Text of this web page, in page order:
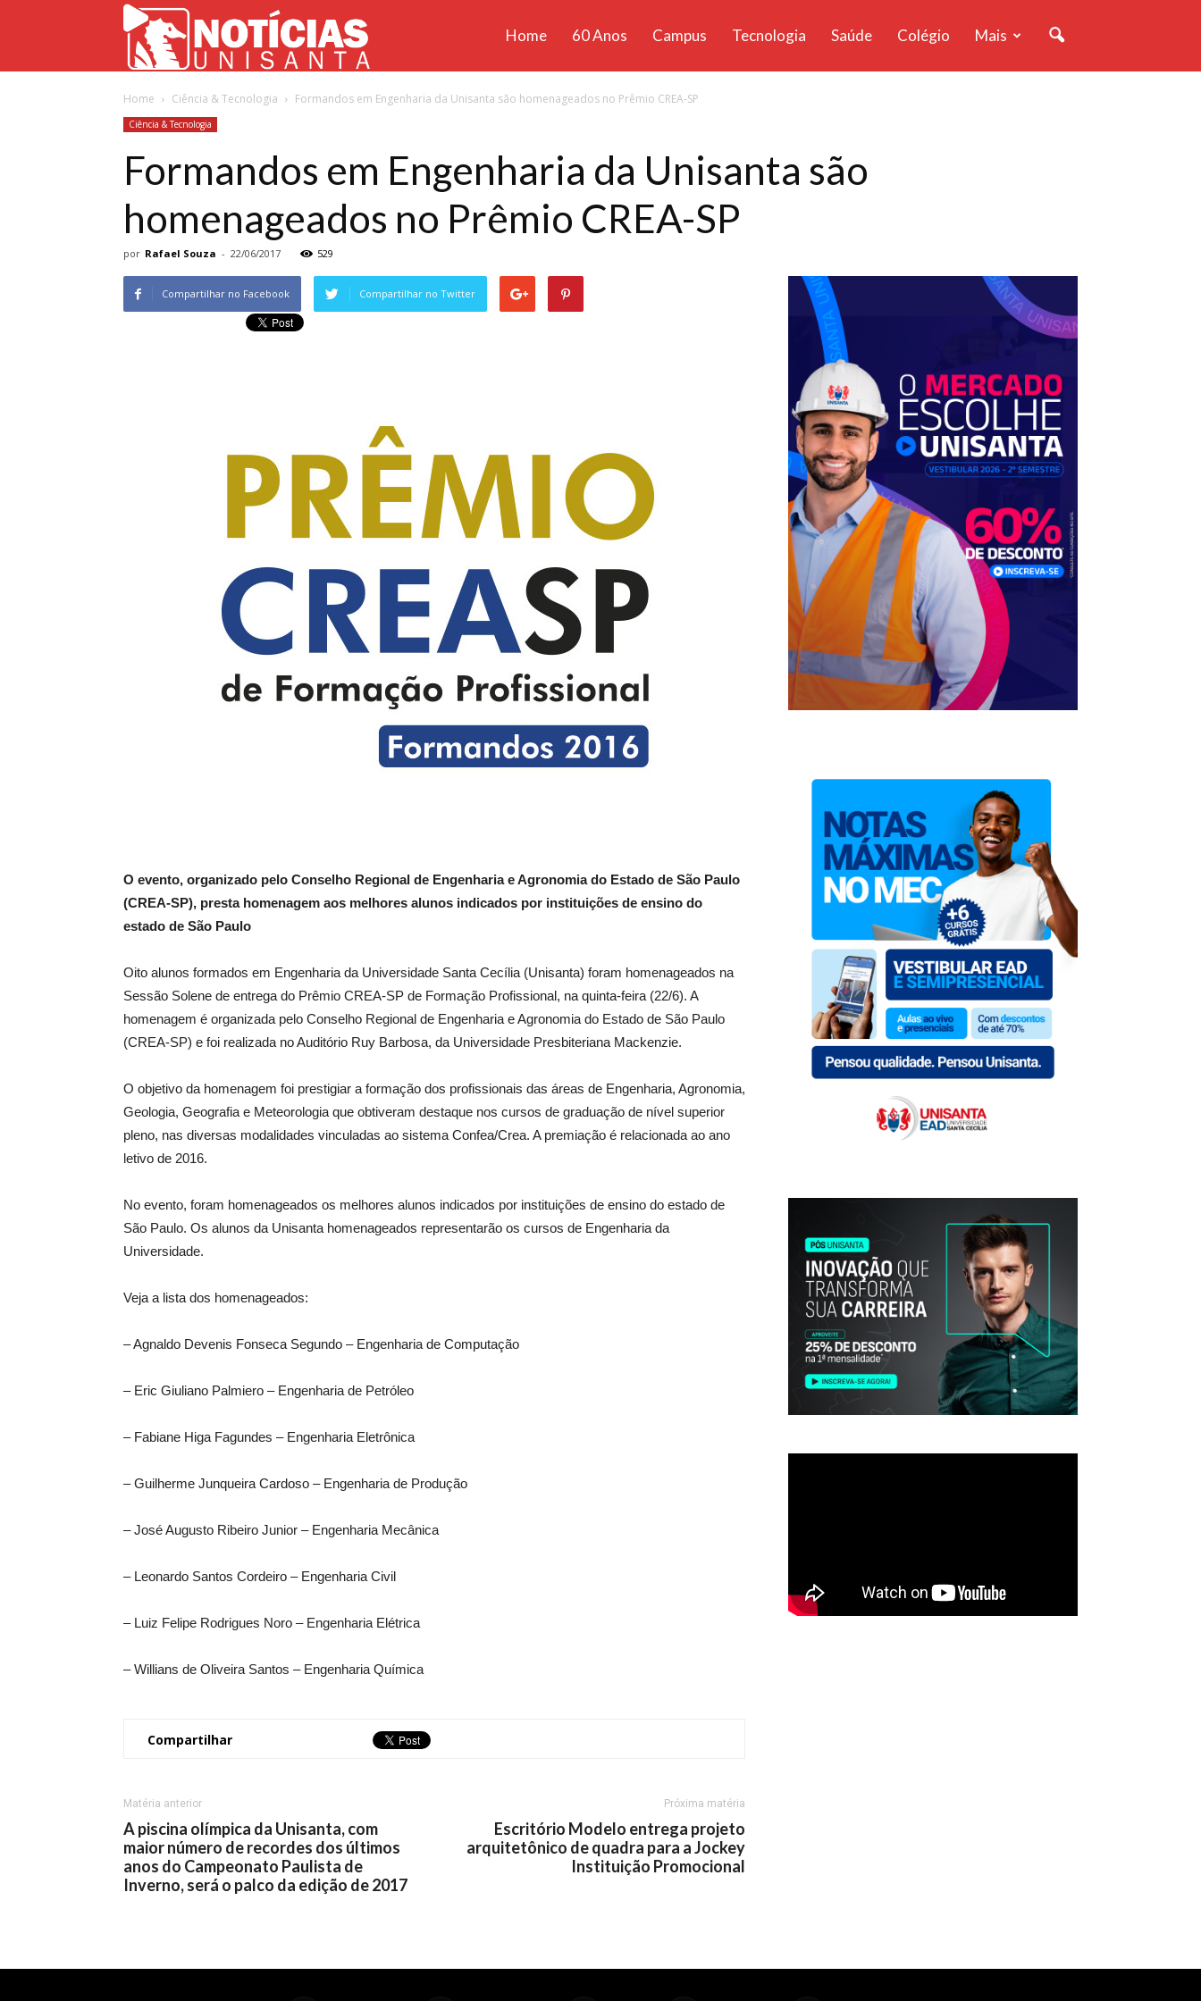
Unisanta
Home 60 Anos Campus Tecnologia Saúde Colégio Mais
Home Ciência & Tecnologia Formandos em Engenharia da Unisanta são homenageados no Prêmio CREA-SP
Ciência & Tecnologia
Formandos em Engenharia da Unisanta são
homenageados no Prêmio CREA-SP
por Rafael Souza - 22/06/2017 529
Compartilhar no Facebook Compartilhar no Twitter
O evento, organizado pelo Conselho Regional de Engenharia e Agronomia do Estado de São Paulo
(CREA-SP), presta homenagem aos melhores alunos indicados por instituições de ensino do
estado de São Paulo
Oito alunos formados em Engenharia da Universidade Santa Cecília (Unisanta) foram homenageados na
Sessão Solene de entrega do Prêmio CREA-SP de Formação Profissional, na quinta-feira (22/6). A
homenagem é organizada pelo Conselho Regional de Engenharia e Agronomia do Estado de São Paulo
(CREA-SP) e foi realizada no Auditório Ruy Barbosa, da Universidade Presbiteriana Mackenzie.
O objetivo da homenagem foi prestigiar a formação dos profissionais das áreas de Engenharia, Agronomia,
Geologia, Geografia e Meteorologia que obtiveram destaque nos cursos de graduação de nível superior
pleno, nas diversas modalidades vinculadas ao sistema Confea/Crea. A premiação é relacionada ao ano
letivo de 2016.
No evento, foram homenageados os melhores alunos indicados por instituições de ensino do estado de
São Paulo. Os alunos da Unisanta homenageados representarão os cursos de Engenharia da
Universidade.
Veja a lista dos homenageados:
– Agnaldo Devenis Fonseca Segundo – Engenharia de Computação
– Eric Giuliano Palmiero – Engenharia de Petróleo
– Fabiane Higa Fagundes – Engenharia Eletrônica
– Guilherme Junqueira Cardoso – Engenharia de Produção
– José Augusto Ribeiro Junior – Engenharia Mecânica
– Leonardo Santos Cordeiro – Engenharia Civil
– Luiz Felipe Rodrigues Noro – Engenharia Elétrica
– Willians de Oliveira Santos – Engenharia Química
Compartilhar
Matéria anterior
A piscina olímpica da Unisanta, com
maior número de recordes dos últimos
anos do Campeonato Paulista de
Inverno, será o palco da edição de 2017
Próxima matéria
Escritório Modelo entrega projeto
arquitetônico de quadra para a Jockey
Instituição Promocional